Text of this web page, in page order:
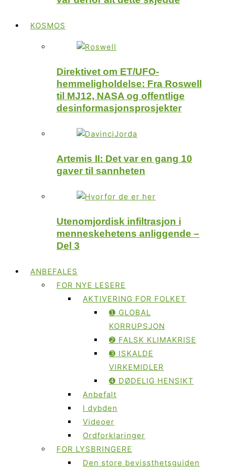
KOSMOS
Direktivet om ET/UFO-
hemmeligholdelse: Fra Roswell
til MJ12, NASA og offentlige
desinformasjonsprosjekter
Artemis II: Det var en gang 10
gaver til sannheten
Utenomjordisk infiltrasjon i
menneskehetens anliggende –
Del 3
ANBEFALES
FOR NYE LESERE
AKTIVERING FOR FOLKET
➊ GLOBAL
KORRUPSJON
➋ FALSK KLIMAKRISE
➌ ISKALDE
VIRKEMIDLER
➍ DØDELIG HENSIKT
Anbefalt
I dybden
Videoer
Ordforklaringer
FOR LYSBRINGERE
Den store bevissthetsguiden